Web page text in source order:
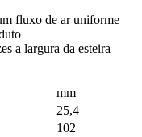
fluxo de ar uniforme
a largura da esteira
mm
25,4
102